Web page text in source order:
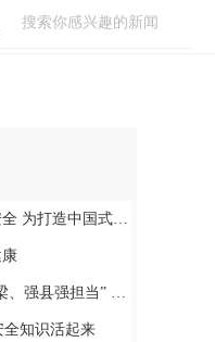
代化县域示范作出更大贡献
持定力真抓实干奋发作为
全知识活起来